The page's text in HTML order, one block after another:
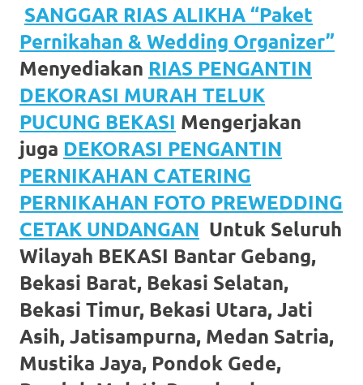
24
Hours
Online
replica
rolex
Discover
More
Here
loanswatches.com.
Wiht
80%
Discount
SANGGAR RIAS ALIKHA “Paket
Pernikahan & Wedding Organizer”
Menyediakan RIAS PENGANTIN
DEKORASI MURAH TELUK
PUCUNG BEKASI Mengerjakan
juga DEKORASI PENGANTIN
PERNIKAHAN CATERING
PERNIKAHAN FOTO PREWEDDING
CETAK UNDANGAN Untuk Seluruh
Wilayah BEKASI Bantar Gebang,
Bekasi Barat, Bekasi Selatan,
Bekasi Timur, Bekasi Utara, Jati
Asih, Jatisampurna, Medan Satria,
Mustika Jaya, Pondok Gede,